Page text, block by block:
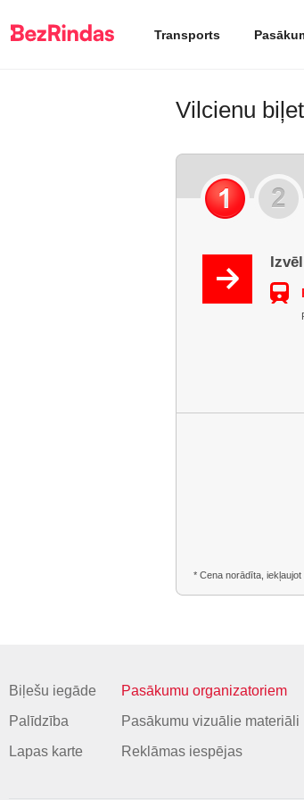
Transports
Vilcienu
* Cena norādīta,
Biļešu iegāde
Palīdzība
Lapas karte
Pasākumu organizatoriem
Pasākumu vizuālie materiāli
Reklāmas iespējas